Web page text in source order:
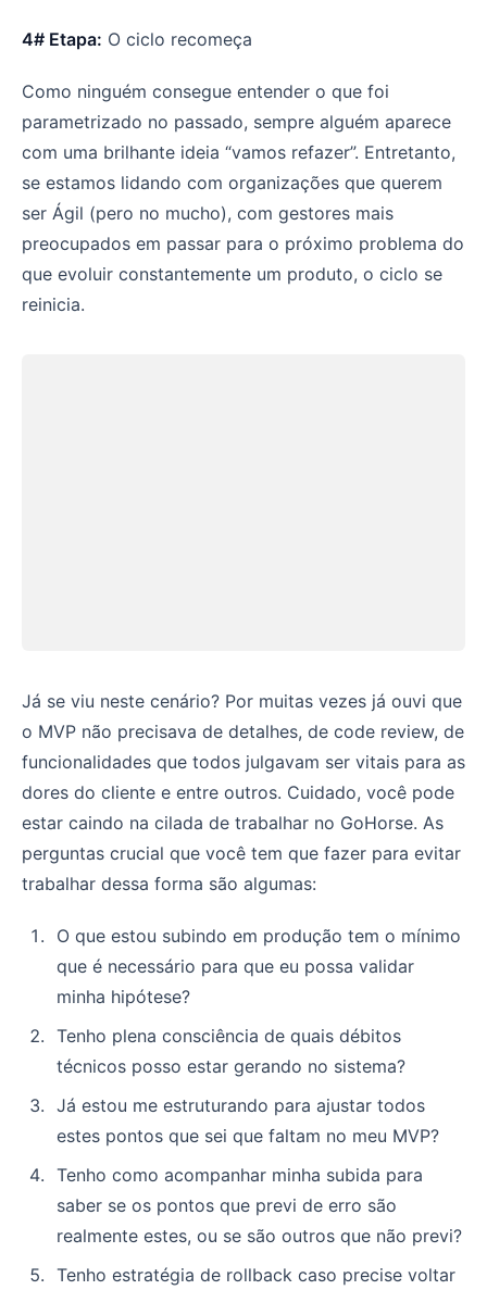
4# Etapa: O ciclo recomeça
Como ninguém consegue entender o que foi
parametrizado no passado, sempre alguém aparece
com uma brilhante ideia “vamos refazer”. Entretanto,
se estamos lidando com organizações que querem
ser Ágil (pero no mucho), com gestores mais
preocupados em passar para o próximo problema do
que evoluir constantemente um produto, o ciclo se
reinicia.
Já se viu neste cenário? Por muitas vezes já ouvi que
o MVP não precisava de detalhes, de code review, de
funcionalidades que todos julgavam ser vitais para as
dores do cliente e entre outros. Cuidado, você pode
estar caindo na cilada de trabalhar no GoHorse. As
perguntas crucial que você tem que fazer para evitar
trabalhar dessa forma são algumas:
O que estou subindo em produção tem o mínimo
que é necessário para que eu possa validar
minha hipótese?
Tenho plena consciência de quais débitos
técnicos posso estar gerando no sistema?
Já estou me estruturando para ajustar todos
estes pontos que sei que faltam no meu MVP?
Tenho como acompanhar minha subida para
saber se os pontos que previ de erro são
realmente estes, ou se são outros que não previ?
Tenho estratégia de rollback caso precise voltar